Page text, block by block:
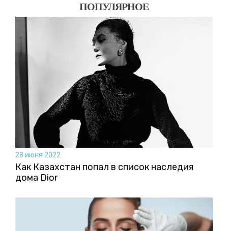
ПОПУЛЯРНОЕ
28 июня 2022
Как Казахстан попал в список наследия
дома Dior